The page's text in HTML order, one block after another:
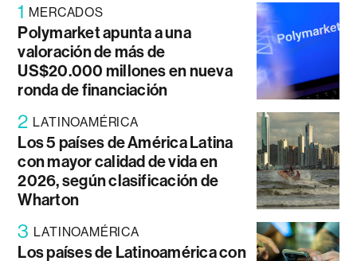
1 MERCADOS
Polymarket apunta a una
valoración de más de
US$20.000 millones en nueva
ronda de financiación
2 LATINOAMÉRICA
Los 5 países de América Latina
con mayor calidad de vida en
2026, según clasificación de
Wharton
3 LATINOAMÉRICA
Los países de Latinoamérica con